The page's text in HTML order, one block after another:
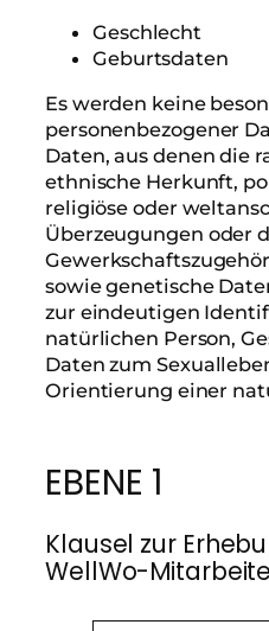
Geschlecht
Geburtsdaten
Es werden keine
personenbezogener
Daten, aus denen die
ethnische Herkunft,
religiöse oder
Überzeugungen oder
sowie genetische
zur eindeutigen
natürlichen Person,
Daten zum
Orientierung einer
EBENE 1
Klausel zur
WellWo-